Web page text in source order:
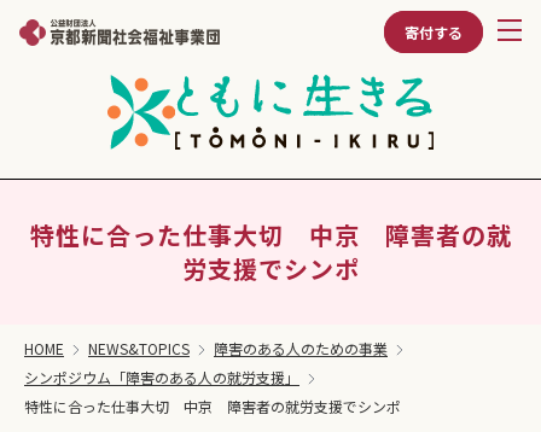
寄付する
特性に合った仕事大切 中京 障害者の就
労支援でシンポ
HOME NEWS&TOPICS
障害のある人のための事業
シンポジウム「障害のある人の就労支援」
特性に合った仕事大切 中京 障害者の就労支援でシンポ